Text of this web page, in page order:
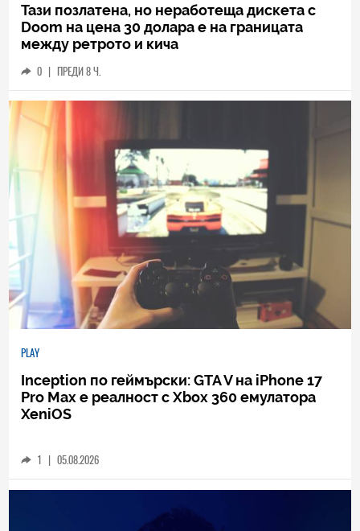
Тази позлатена, но неработеща дискета с
Doom на цена 30 долара е на границата
между ретрото и кича
0 | ПРЕДИ 8 Ч.
PLAY
Inception по геймърски: GTA V на iPhone 17
Pro Max е реалност с Xbox 360 емулатора
XeniOS
1 | 05.08.2026